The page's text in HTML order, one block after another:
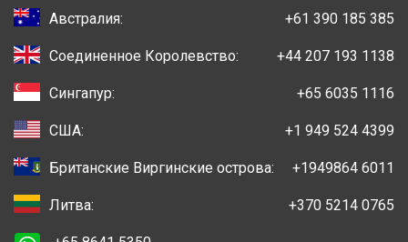
Австралия: +61 390 185 385
Соединенное Королевство: +44 207 193 1138
Сингапур: +65 6035 1116
США: +1 949 524 4399
Британские Виргинские острова: +1949864 6011
Литва: +370 5214 0765